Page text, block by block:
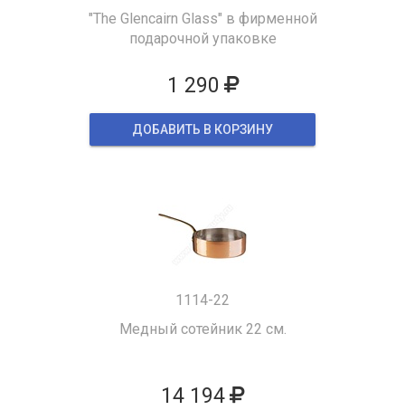
"The Glencairn Glass" в фирменной
подарочной упаковке
1 290
ДОБАВИТЬ В КОРЗИНУ
1114-22
Медный сотейник 22 см.
14 194